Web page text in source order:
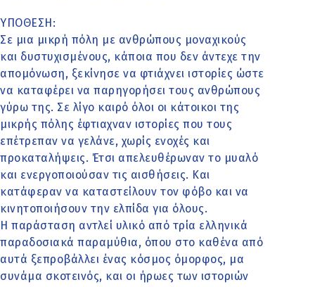
ΥΠΟΘΕΣΗ:
Σε μια μικρή πόλη με ανθρώπους μοναχικούς
και δυστυχισμένους, κάποια που δεν άντεχε την
απομόνωση, ξεκίνησε να φτιάχνει ιστορίες ώστε
να καταφέρει να παρηγορήσει τους ανθρώπους
γύρω της. Σε λίγο καιρό όλοι οι κάτοικοι της
μικρής πόλης έφτιαχναν ιστορίες που τους
επέτρεπαν να γελάνε, χωρίς ενοχές και
προκαταλήψεις. Έτσι απελευθέρωναν το μυαλό
και ενεργοποιούσαν τις αισθήσεις. Και
κατάφεραν να καταστείλουν τον φόβο και να
κινητοποιήσουν την ελπίδα για όλους.
Η παράσταση αντλεί υλικό από τρία ελληνικά
παραδοσιακά παραμύθια, όπου στο καθένα από
αυτά ξεπροβάλλει ένας κόσμος όμορφος, μα
συνάμα σκοτεινός, και οι ήρωες των ιστοριών